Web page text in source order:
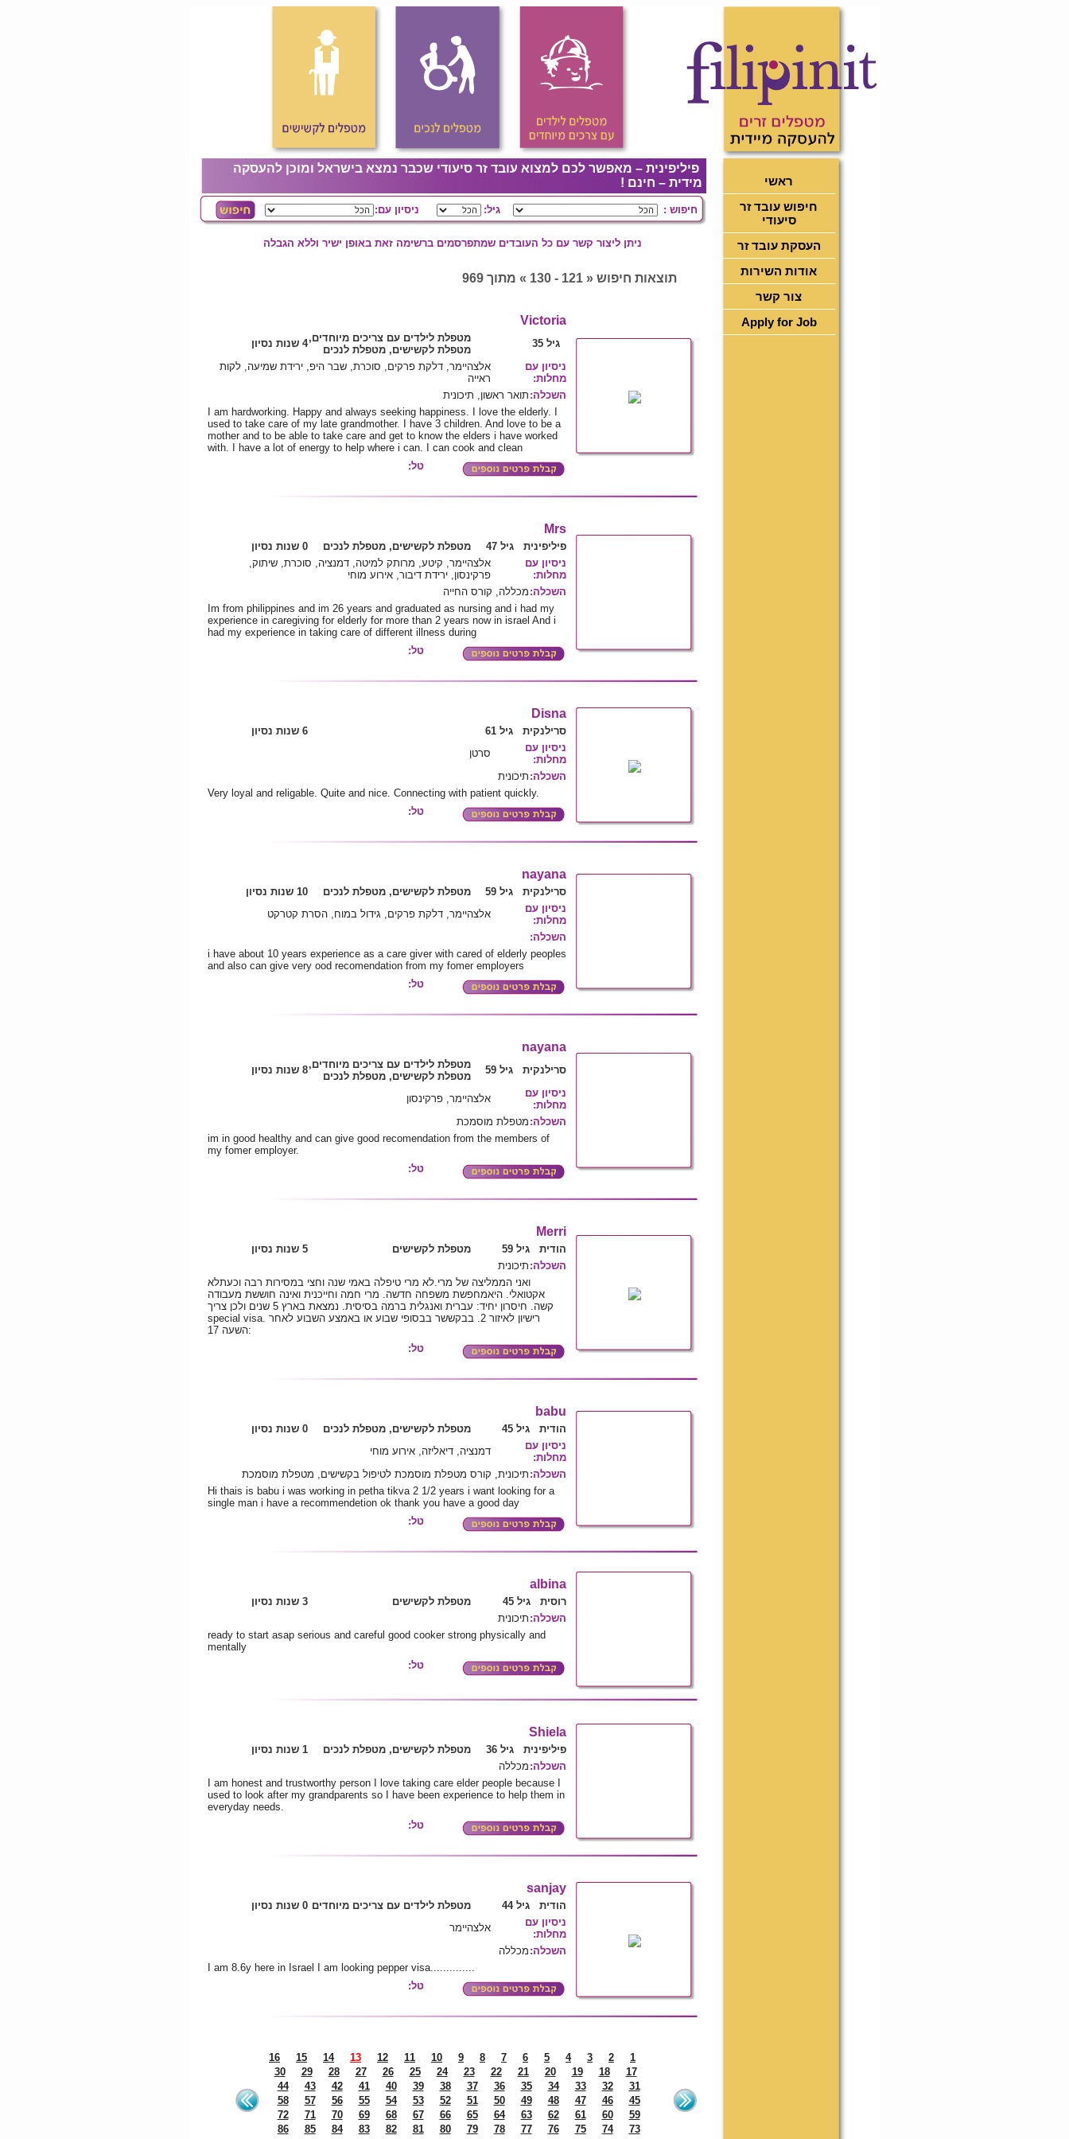
ראשי
חיפוש עובד זר
סיעודי
העסקת עובד זר
אודות השירות
צור קשר
Apply for Job
פיליפינית – מאפשר לכם למצוא עובד זר סיעודי שכבר נמצא בישראל ומוכן להעסקה
מידית – חינם !
חיפוש : גיל: ניסיון עם:
ניתן ליצור קשר עם כל העובדים שמתפרסמים ברשימה זאת באופן ישיר וללא הגבלה
תוצאות חיפוש « 121 - 130 » מתוך 969
Victoria
גיל 35
מטפלת לילדים עם צריכים מיוחדים,
מטפלת לקשישים, מטפלת לנכים
4 שנות נסיון
ניסיון עם
מחלות:
אלצהיימר, דלקת פרקים, סוכרת, שבר היפ, ירידת שמיעה, לקות
ראייה
השכלה: תואר ראשון, תיכונית
I am hardworking. Happy and always seeking happiness. I love the elderly. I
used to take care of my late grandmother. I have 3 children. And love to be a
mother and to be able to take care and get to know the elders i have worked
with. I have a lot of energy to help where i can. I can cook and clean
טל:
Mrs
פיליפינית גיל 47 מטפלת לקשישים, מטפלת לנכים
0 שנות נסיון
ניסיון עם
מחלות:
אלצהיימר, קיטע, מרותק למיטה, דמנציה, סוכרת, שיתוק,
פרקינסון, ירידת דיבור, אירוע מוחי
השכלה: מכללה, קורס החייה
Im from philippines and im 26 years and graduated as nursing and i had my
experience in caregiving for elderly for more than 2 years now in israel And i
had my experience in taking care of different illness during
טל:
Disna
סרילנקית גיל 61
6 שנות נסיון
ניסיון עם
מחלות:
סרטן
השכלה: תיכונית
Very loyal and religable. Quite and nice. Connecting with patient quickly.
טל:
nayana
סרילנקית גיל 59 מטפלת לקשישים, מטפלת לנכים
10 שנות נסיון
ניסיון עם
מחלות:
אלצהיימר, דלקת פרקים, גידול במוח, הסרת קטרקט
השכלה:
i have about 10 years experience as a care giver with cared of elderly peoples
and also can give very ood recomendation from my fomer employers
טל:
nayana
סרילנקית גיל 59
מטפלת לילדים עם צריכים מיוחדים,
מטפלת לקשישים, מטפלת לנכים
8 שנות נסיון
ניסיון עם
מחלות:
אלצהיימר, פרקינסון
השכלה: מטפלת מוסמכת
im in good healthy and can give good recomendation from the members of
my fomer employer.
טל:
Merri
הודית גיל 59 מטפלת לקשישים
5 שנות נסיון
השכלה: תיכונית
ואני הממליצה של מרי.לא מרי טיפלה באמי שנה וחצי במסירות רבה וכעתלא
אקטואלי. היאמחפשת משפחה חדשה. מרי חמה וחייכנית ואינה חוששת מעבודה
קשה. חיסרון יחיד: עברית ואנגלית ברמה בסיסית. נמצאת בארץ 5 שנים ולכן צריך
special visa. רישיון לאיזור 2. בבקששר בבסופי שבוע או באמצע השבוע לאחר
השעה 17:
טל:
babu
הודית גיל 45 מטפלת לקשישים, מטפלת לנכים
0 שנות נסיון
ניסיון עם
מחלות:
דמנציה, דיאליזה, אירוע מוחי
השכלה: תיכונית, קורס מטפלת מוסמכת לטיפול בקשישים, מטפלת מוסמכת
Hi thais is babu i was working in petha tikva 2 1/2 years i want looking for a
single man i have a recommendetion ok thank you have a good day
טל:
albina
רוסית גיל 45 מטפלת לקשישים
3 שנות נסיון
השכלה: תיכונית
ready to start asap serious and careful good cooker strong physically and
mentally
טל:
Shiela
פיליפינית גיל 36 מטפלת לקשישים, מטפלת לנכים
1 שנות נסיון
השכלה: מכללה
I am honest and trustworthy person I love taking care elder people because I
used to look after my grandparents so I have been experience to help them in
everyday needs.
טל:
sanjay
הודית גיל 44 מטפלת לילדים עם צריכים מיוחדים 0 שנות נסיון
ניסיון עם
מחלות:
אלצהיימר
השכלה: מכללה
I am 8.6y here in Israel I am looking pepper visa..............
טל:
1
2
3
4
5
6
7
8
9
10
11
12
13
14
15
16
17
18
19
20
21
22
23
24
25
26
27
28
29
30
31
32
33
34
35
36
37
38
39
40
41
42
43
44
45
46
47
48
49
50
51
52
53
54
55
56
57
58
59
60
61
62
63
64
65
66
67
68
69
70
71
72
73
74
75
76
77
78
79
80
81
82
83
84
85
86